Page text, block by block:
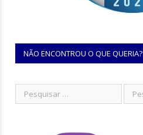
NÃO ENCONTROU O QUE QUERIA?